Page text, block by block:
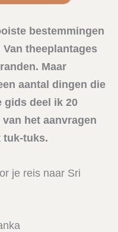
bestemmingen
theeplantages
Maar
aantal dingen die
gids deel ik 20
het aanvragen
tuk-tuks.
je reis naar Sri